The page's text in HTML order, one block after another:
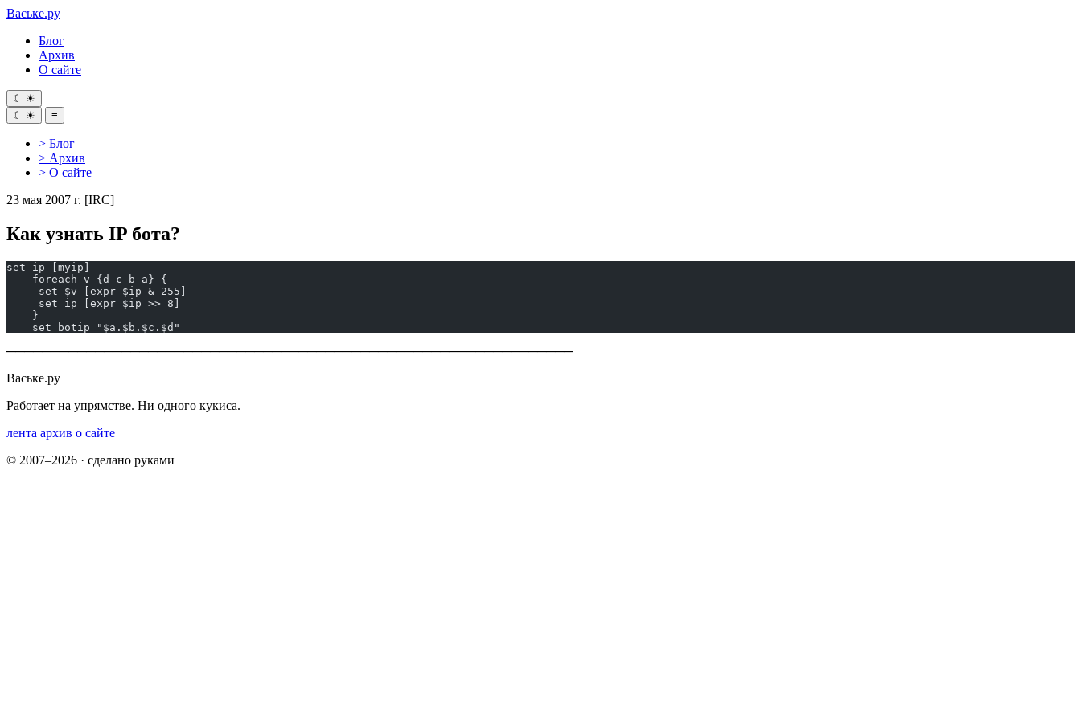
Ваське.ру
Блог
Архив
О сайте
☾
☀
☾
☀ ≡
> Блог
> Архив
> О сайте
23 мая 2007 г. [IRC]
Как узнать IP бота?
set ip [myip]
    foreach v {d c b a} {
     set $v [expr $ip & 255]
     set ip [expr $ip >> 8]
    }
    set botip "$a.$b.$c.$d"
────────────────────────────────────────────────────────────────
Ваське.ру
Работает на упрямстве. Ни одного кукиса.
лента архив о сайте
© 2007–2026 · сделано руками